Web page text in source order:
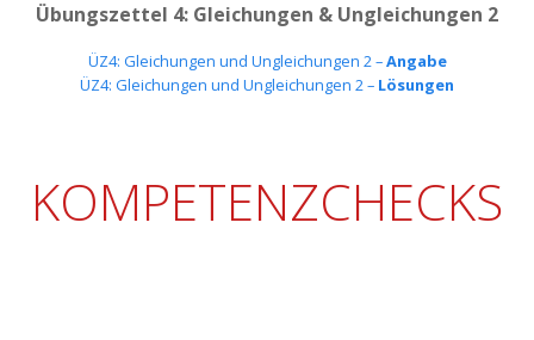
Übungszettel 4: Gleichungen & Ungleichungen 2
ÜZ4: Gleichungen und Ungleichungen 2 –Angabe
ÜZ4: Gleichungen und Ungleichungen 2 – Lösungen
KOMPETENZCHECKS